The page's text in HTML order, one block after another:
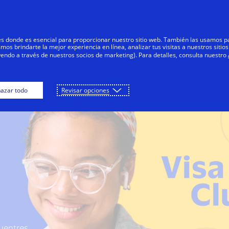
Negocios Innovadores
donde es esencial para proporcionar nuestro sitio web. También las usamos
brindarte la mejor experiencia en línea, analizar tus visitas a nuestros
a través de nuestros socios de marketing). Para detalles, consulta nuestro
todo Revisar opciones